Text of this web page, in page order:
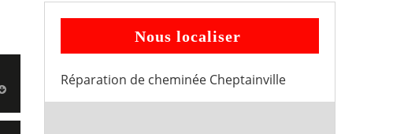
Nous localiser
Réparation de cheminée Cheptainville